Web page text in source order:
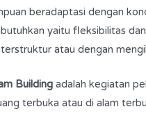
beradaptasi dengan
yaitu fleksibilitas
atau dengan
Building adalah kegiatan
terbuka atau di alam